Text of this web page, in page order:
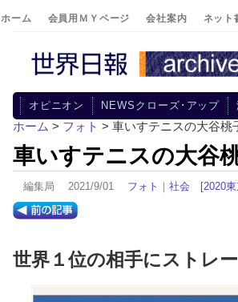
ホーム 会員用ＭＹページ 会社案内 ネット
オピニオン NEWSクローズ･アップ
ホーム > フォト > 車いすテニスの大谷桃
車いすテニスの大谷
編集局 2021/9/01 フォト ｜ 社会 [2020
世界１位の相手にストレ